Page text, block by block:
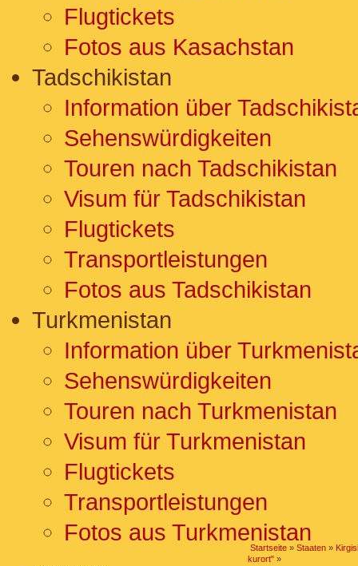
Flugtickets
Fotos aus Kasachstan
Tadschikistan
Information über
Sehenswürdigkeiten
Touren nach Tadschikistan
Visum für Tadschikistan
Flugtickets
Transportleistungen
Fotos aus Tadschikistan
Turkmenistan
Information über
Sehenswürdigkeiten
Touren nach Turkmenistan
Visum für Turkmenistan
Flugtickets
Transportleistungen
Fotos aus Turkmenistan
Startseite » Staaten »
kurort" »